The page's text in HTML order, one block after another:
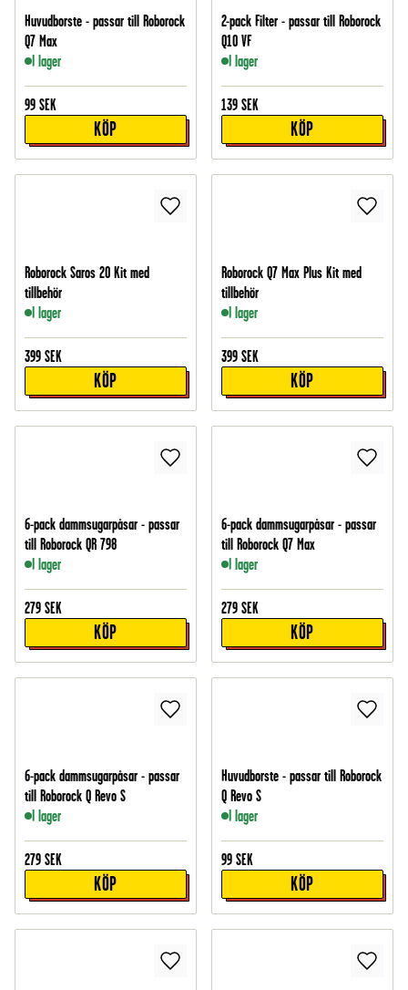
Huvudborste - passar till Roborock
Q7 Max
I lager
99 SEK
KÖP
2-pack Filter - passar till Roborock
Q10 VF
I lager
139 SEK
KÖP
Roborock Saros 20 Kit med
tillbehör
I lager
399 SEK
KÖP
Roborock Q7 Max Plus Kit med
tillbehör
I lager
399 SEK
KÖP
6-pack dammsugarpåsar - passar
till Roborock QR 798
I lager
279 SEK
KÖP
6-pack dammsugarpåsar - passar
till Roborock Q7 Max
I lager
279 SEK
KÖP
6-pack dammsugarpåsar - passar
till Roborock Q Revo S
I lager
279 SEK
KÖP
Huvudborste - passar till Roborock
Q Revo S
I lager
99 SEK
KÖP